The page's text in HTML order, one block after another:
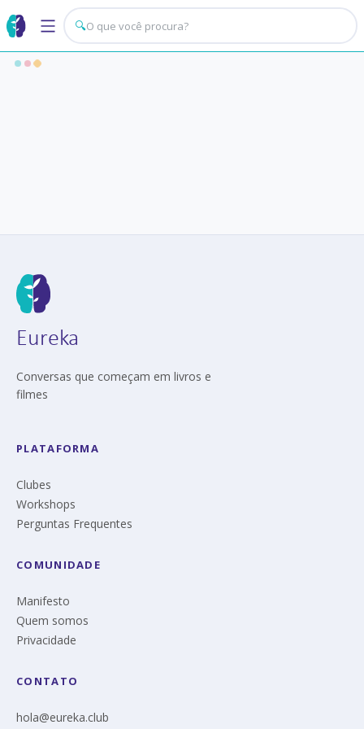
🔍
Eureka
Conversas que começam em livros e
filmes
PLATAFORMA
Clubes
Workshops
Perguntas Frequentes
COMUNIDADE
Manifesto
Quem somos
Privacidade
CONTATO
hola@eureka.club